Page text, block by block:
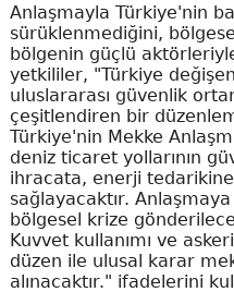
Anlaşmayla Türkiye'nin
sürüklenmediğini,
bölgenin güçlü
yetkililer, "Türkiye
uluslararası güvenlik
çeşitlendiren bir
Türkiye'nin Mekke
deniz ticaret yollarının
ihracata, enerji
sağlayacaktır.
bölgesel krize
Kuvvet kullanımı ve
düzen ile ulusal karar
alınacaktır." ifadelerini